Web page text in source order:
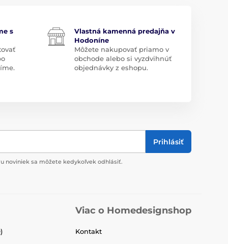
s
Vlastná kamenná predajňa v
Hodoníne
Môžete nakupovať priamo v
obchode alebo si vyzdvihnúť
objednávky z eshopu.
Prihlásiť
noviniek sa môžete kedykoľvek odhlásiť.
Viac o Homedesignshop
Kontakt